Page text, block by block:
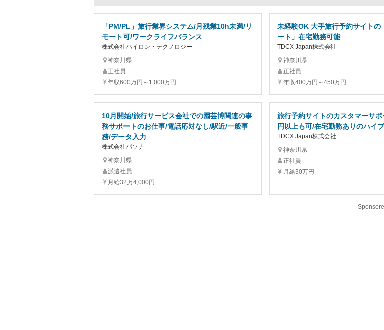
「PM/PL」旅行業界システム/月残業10h未満/リ
モート可/ワークライフバランス
株式会社ハイロン・テクノロジー
神奈川県
正社員
年収600万円～1,000万円
未経験OK 大手旅行予約サイトの
ート」在宅勤務可能
TDCX Japan株式会社
神奈川県
正社員
年収400万円～450万円
10月開始/旅行サービス会社での園芸博関連の事
務サポートのお仕事/電話応対なし/駅近/一般事
務/データ入力
株式会社パソナ
神奈川県
派遣社員
月給32万4,000円
旅行予約サイトのカスタマーサ
円以上も可/在宅勤務ありのハイ
TDCX Japan株式会社
神奈川県
正社員
月給30万円